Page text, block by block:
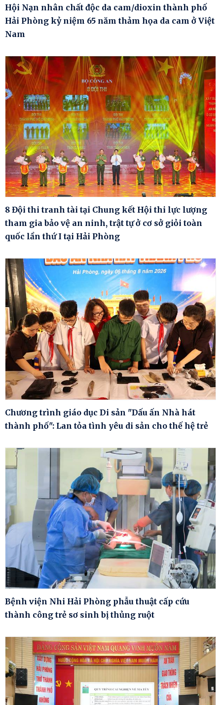
Hội Nạn nhân chất độc da cam/dioxin thành phố
Hải Phòng kỷ niệm 65 năm thảm họa da cam ở Việt
Nam
8 Đội thi tranh tài tại Chung kết Hội thi lực lượng
tham gia bảo vệ an ninh, trật tự ở cơ sở giỏi toàn
quốc lần thứ I tại Hải Phòng
Chương trình giáo dục Di sản "Dấu ấn Nhà hát
thành phố": Lan tỏa tình yêu di sản cho thế hệ trẻ
Bệnh viện Nhi Hải Phòng phẫu thuật cấp cứu
thành công trẻ sơ sinh bị thủng ruột